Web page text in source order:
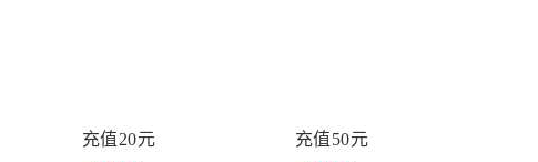
充值20元
充值50元